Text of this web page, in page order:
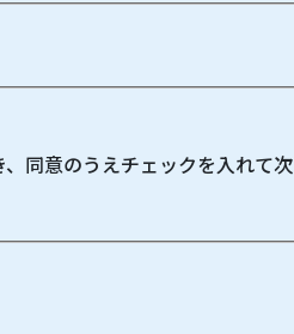
同意のうえチェックを入れて次